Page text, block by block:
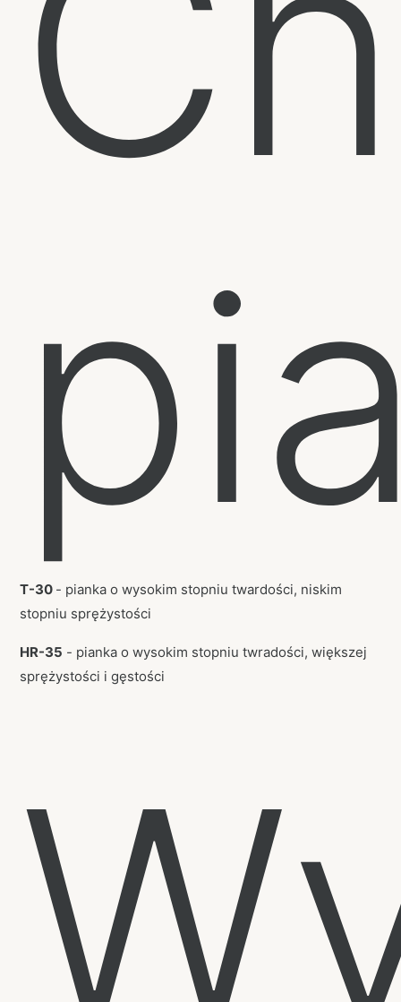
T-30 - pianka o wysokim stopniu twardości, niskim
stopniu sprężystości
HR-35 - pianka o wysokim stopniu twradości, większej
sprężystości i gęstości